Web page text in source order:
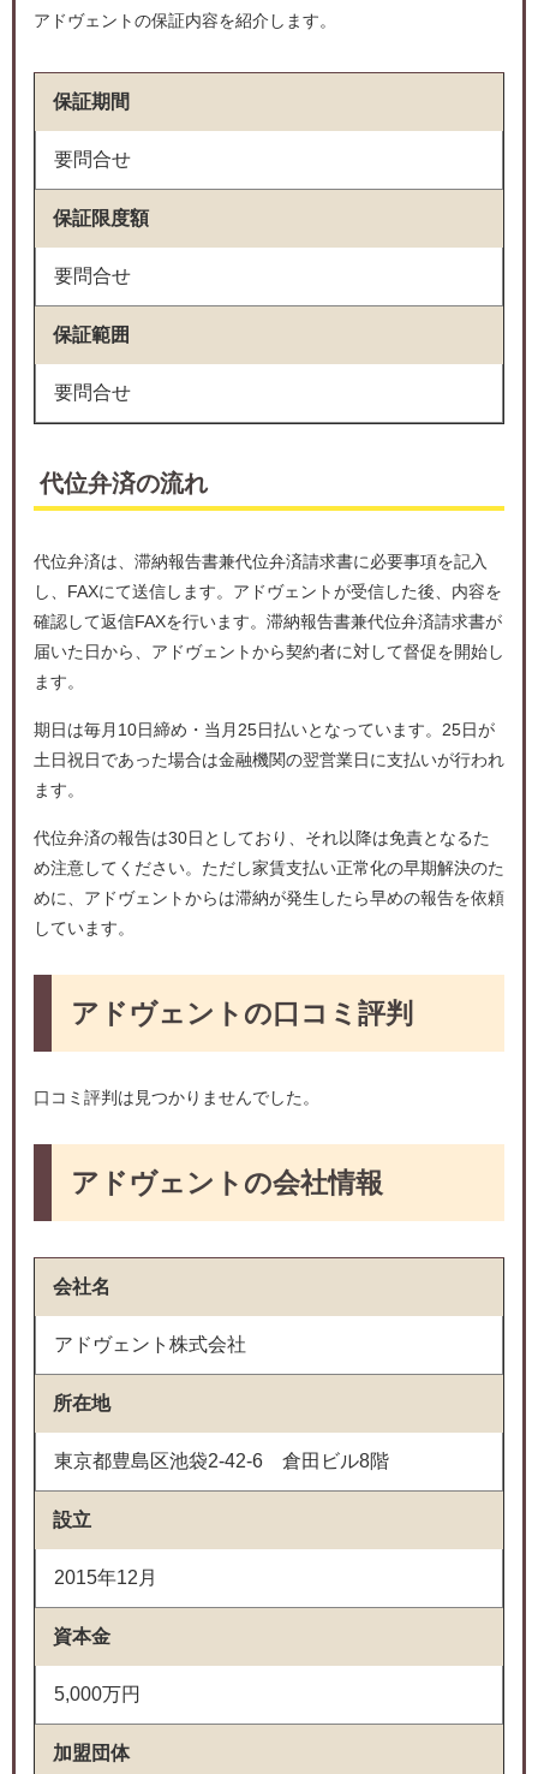
アドヴェントの保証内容を紹介します。
保証期間
要問合せ
保証限度額
要問合せ
保証範囲
要問合せ
代位弁済の流れ
代位弁済は、滞納報告書兼代位弁済請求書に必要事項を記入
し、FAXにて送信します。アドヴェントが受信した後、内容を
確認して返信FAXを行います。滞納報告書兼代位弁済請求書が
届いた日から、アドヴェントから契約者に対して督促を開始し
ます。
期日は毎月10日締め・当月25日払いとなっています。25日が
土日祝日であった場合は金融機関の翌営業日に支払いが行われ
ます。
代位弁済の報告は30日としており、それ以降は免責となるた
め注意してください。ただし家賃支払い正常化の早期解決のた
めに、アドヴェントからは滞納が発生したら早めの報告を依頼
しています。
アドヴェントの口コミ評判
口コミ評判は見つかりませんでした。
アドヴェントの会社情報
会社名
アドヴェント株式会社
所在地
東京都豊島区池袋2-42-6 倉田ビル8階
設立
2015年12月
資本金
5,000万円
加盟団体